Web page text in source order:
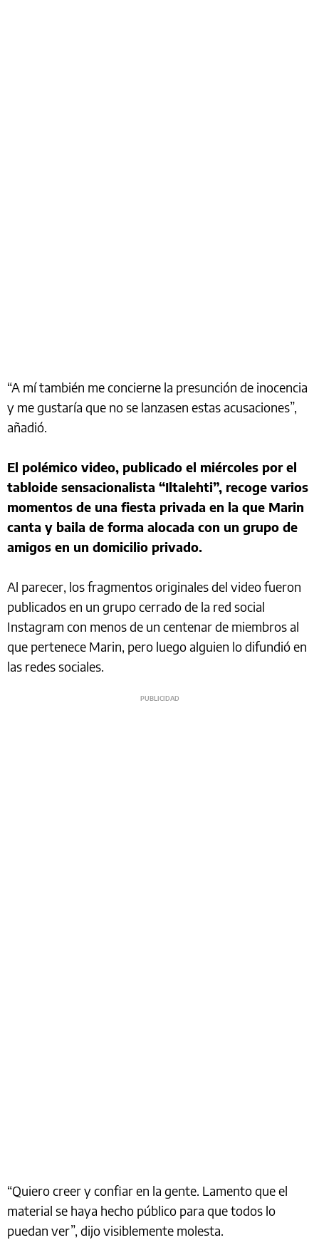
“A mí también me concierne la presunción de inocencia
y me gustaría que no se lanzasen estas acusaciones”,
añadió.
El polémico video, publicado el miércoles por el
tabloide sensacionalista “Iltalehti”, recoge varios
momentos de una fiesta privada en la que Marin
canta y baila de forma alocada con un grupo de
amigos en un domicilio privado.
Al parecer, los fragmentos originales del video fueron
publicados en un grupo cerrado de la red social
Instagram con menos de un centenar de miembros al
que pertenece Marin, pero luego alguien lo difundió en
las redes sociales.
“Quiero creer y confiar en la gente. Lamento que el
material se haya hecho público para que todos lo
puedan ver”, dijo visiblemente molesta.